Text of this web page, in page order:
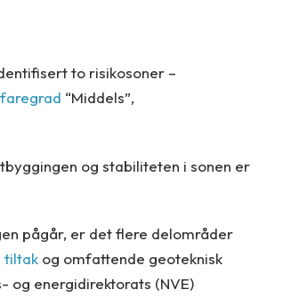
to risikosoner –
faregrad “Middels”,
og stabiliteten i sonen er
pågår, er det flere delområder
tiltakog omfattende geoteknisk
og energidirektorats (NVE)